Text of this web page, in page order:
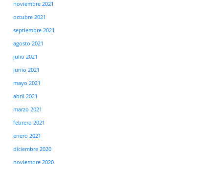
noviembre 2021
octubre 2021
septiembre 2021
agosto 2021
julio 2021
junio 2021
mayo 2021
abril 2021
marzo 2021
febrero 2021
enero 2021
diciembre 2020
noviembre 2020